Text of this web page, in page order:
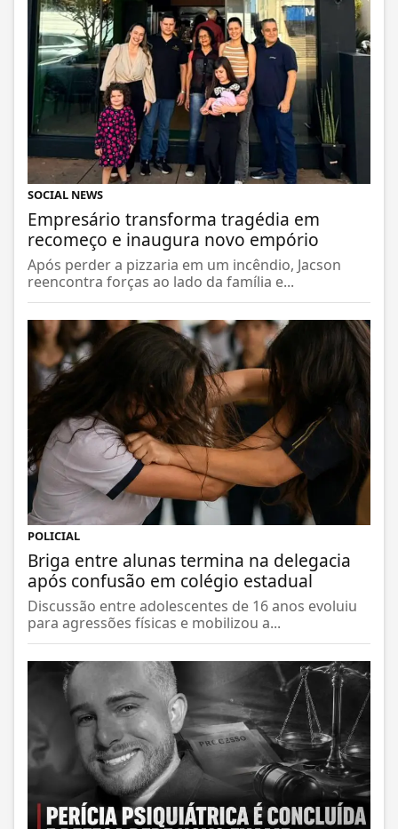
SOCIAL NEWS
Empresário transforma tragédia em
recomeço e inaugura novo empório
Após perder a pizzaria em um incêndio, Jacson
reencontra forças ao lado da família e...
POLICIAL
Briga entre alunas termina na delegacia
após confusão em colégio estadual
Discussão entre adolescentes de 16 anos evoluiu
para agressões físicas e mobilizou a...